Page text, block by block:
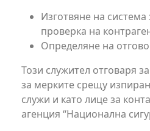
Изготвяне на система
проверка на
Определяне на
Този служител отговаря
за мерките срещу
служи и като лице за
агенция “Национална